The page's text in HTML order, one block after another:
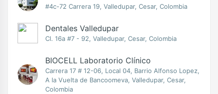
#4c-72 Carrera 19, Valledupar, Cesar, Colombia
Dentales Valledupar
Cl. 16a #7 - 92, Valledupar, Cesar, Colombia
BIOCELL Laboratorio Clínico
Carrera 17 # 12-06, Local 04, Barrio Alfonso Lopez,
A la Vuelta de Bancoomeva, Valledupar, Cesar,
Colombia